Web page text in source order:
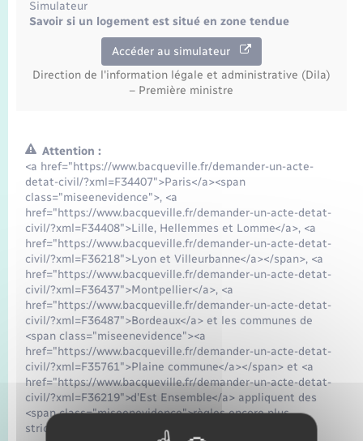
Simulateur
Savoir si un logement est situé en zone tendue
Accéder au simulateur
Direction de l'information légale et administrative (Dila)
– Première ministre
Attention :
<a href="https://www.bacqueville.fr/demander-un-acte-
detat-civil/?xml=F34407">Paris</a><span
class="miseenevidence">, <a
href="https://www.bacqueville.fr/demander-un-acte-detat-
civil/?xml=F34408">Lille, Hellemmes et Lomme</a>, <a
href="https://www.bacqueville.fr/demander-un-acte-detat-
civil/?xml=F36218">Lyon et Villeurbanne</a></span>, <a
href="https://www.bacqueville.fr/demander-un-acte-detat-
civil/?xml=F36437">Montpellier</a>, <a
href="https://www.bacqueville.fr/demander-un-acte-detat-
civil/?xml=F36487">Bordeaux</a> et les communes de
<span class="miseenevidence"><a
href="https://www.bacqueville.fr/demander-un-acte-detat-
civil/?xml=F35761">Plaine commune</a></span> et <a
href="https://www.bacqueville.fr/demander-un-acte-detat-
civil/?xml=F36219">d'Est Ensemble</a> appliquent des
<span class="miseenevidence">règles encore plus
strictes</span>.